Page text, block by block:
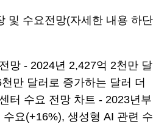
망 - 2024년 2,427억 2천만 달
만 달러로 증가하는 달러 더
터 수요 전망 차트 - 2023년부
요(+16%), 생성형 AI 관련 수